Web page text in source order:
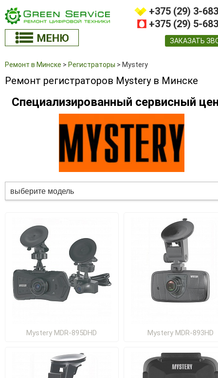
+375 (29) 3-
+375 (29) 5-
ЗАКАЗАТЬ
Ремонт в Минске > Регистраторы > Mystery
Ремонт регистраторов Mystery в Минске
Специализированный сервисный
выберите модель
Mystery MDR-895DHD Mystery MDR-893HD